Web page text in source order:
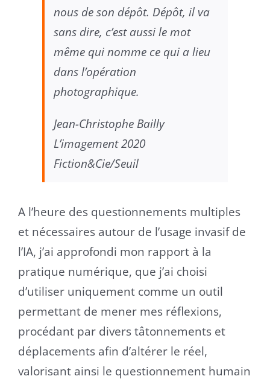
nous de son dépôt. Dépôt, il va
sans dire, c’est aussi le mot
même qui nomme ce qui a lieu
dans l’opération
photographique.
Jean-Christophe Bailly
L’imagement 2020
Fiction&Cie/Seuil
A l’heure des questionnements multiples
et nécessaires autour de l’usage invasif de
l’IA, j’ai approfondi mon rapport à la
pratique numérique, que j’ai choisi
d’utiliser uniquement comme un outil
permettant de mener mes réflexions,
procédant par divers tâtonnements et
déplacements afin d’altérer le réel,
valorisant ainsi le questionnement humain